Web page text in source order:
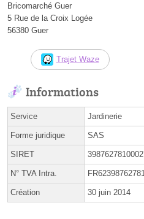
Bricomarché Guer
5 Rue de la Croix Logée
56380 Guer
Trajet Waze
Informations
Service Jardinerie
Forme juridique SAS
SIRET
N° TVA Intra. FR62398762781
Création 30 juin 2014